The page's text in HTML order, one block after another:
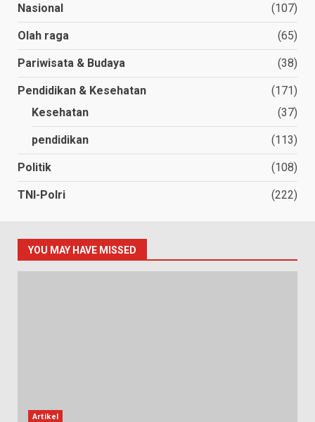
Nasional (107)
Olah raga (65)
Pariwisata & Budaya (38)
Pendidikan & Kesehatan
(171)
Kesehatan
(37)
pendidikan (113)
Politik (108)
TNI-Polri (222)
YOU MAY HAVE MISSED
Artikel